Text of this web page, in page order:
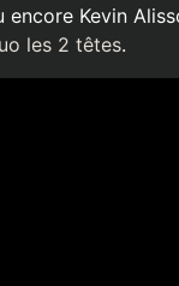
encore Kevin
les 2 têtes.